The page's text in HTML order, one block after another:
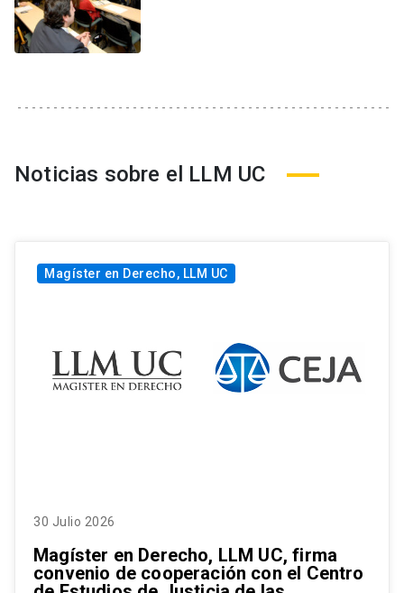
Noticias sobre el LLM UC
Magíster en Derecho, LLM UC
30 Julio 2026
Magíster en Derecho, LLM UC, firma
convenio de cooperación con el Centro